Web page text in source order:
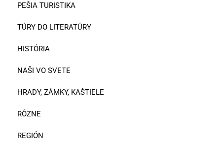
PEŠIA TURISTIKA
TÚRY DO LITERATÚRY
HISTÓRIA
NAŠI VO SVETE
HRADY, ZÁMKY, KAŠTIELE
RÔZNE
REGIÓN